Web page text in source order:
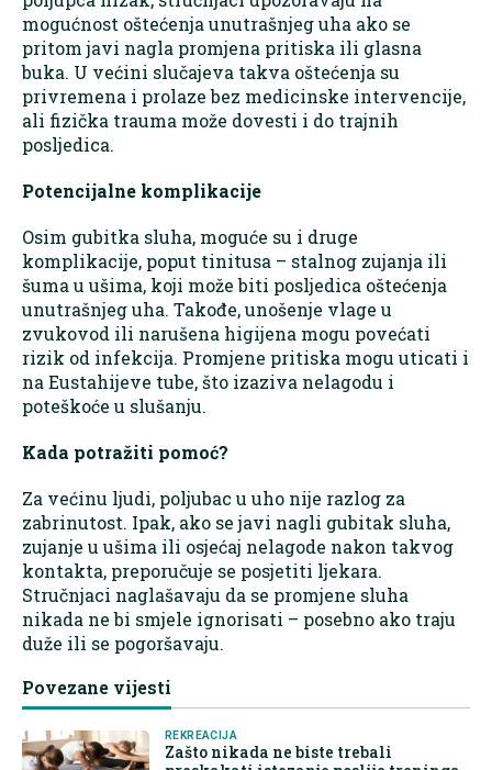
mogućnost oštećenja unutrašnjeg uha ako se
pritom javi nagla promjena pritiska ili glasna
buka. U većini slučajeva takva oštećenja su
privremena i prolaze bez medicinske intervencije,
ali fizička trauma može dovesti i do trajnih
posljedica.
Potencijalne komplikacije
Osim gubitka sluha, moguće su i druge
komplikacije, poput tinitusa – stalnog zujanja ili
šuma u ušima, koji može biti posljedica oštećenja
unutrašnjeg uha. Takođe, unošenje vlage u
zvukovod ili narušena higijena mogu povećati
rizik od infekcija. Promjene pritiska mogu uticati i
na Eustahijeve tube, što izaziva nelagodu i
poteškoće u slušanju.
Kada potražiti pomoć?
Za većinu ljudi, poljubac u uho nije razlog za
zabrinutost. Ipak, ako se javi nagli gubitak sluha,
zujanje u ušima ili osjećaj nelagode nakon takvog
kontakta, preporučuje se posjetiti ljekara.
Stručnjaci naglašavaju da se promjene sluha
nikada ne bi smjele ignorisati – posebno ako traju
duže ili se pogoršavaju.
Povezane vijesti
REKREACIJA
Zašto nikada ne biste trebali